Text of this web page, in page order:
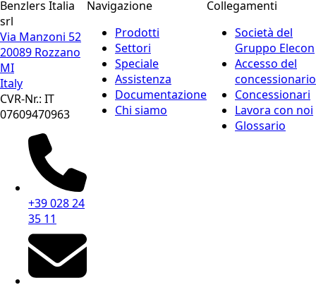
Benzlers Italia
srl
Via Manzoni 52
20089 Rozzano
MI
Italy
CVR-Nr.: IT
07609470963
+39 028 24
35 11
Navigazione
Prodotti
Settori
Speciale
Assistenza
Documentazione
Chi siamo
Collegamenti
Società del
Gruppo Elecon
Accesso del
concessionario
Concessionari
Lavora con noi
Glossario